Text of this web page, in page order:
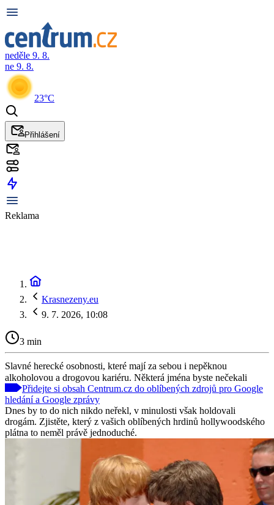
neděle 9. 8.
ne 9. 8.
23°C
Přihlášení
Reklama
Krasnezeny.eu
9. 7. 2026, 10:08
3 min
Slavné herecké osobnosti, které mají za sebou i nepěknou
alkoholovou a drogovou kariéru. Některá jména byste nečekali
Přidejte si obsah Centrum.cz do oblíbených zdrojů pro Google
hledání a Google zprávy
Dnes by to do nich nikdo neřekl, v minulosti však holdovali
drogám. Zjistěte, který z vašich oblíbených hrdinů hollywoodského
plátna to neměl právě jednoduché.